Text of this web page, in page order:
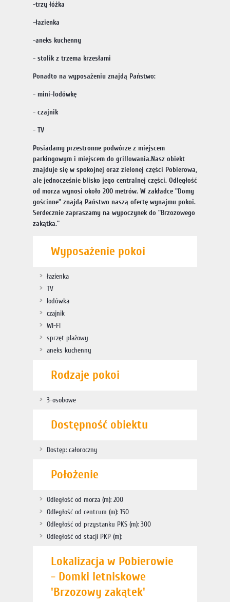
-trzy łóżka
-łazienka
-aneks kuchenny
- stolik z trzema krzesłami
Ponadto na wyposażeniu znajdą Państwo:
- mini-lodówkę
- czajnik
- TV
Posiadamy przestronne podwórze z miejscem
parkingowym i miejscem do grillowania.Nasz obiekt
znajduje się w spokojnej oraz zielonej części Pobierowa,
ale jednocześnie blisko jego centralnej części. Odległość
od morza wynosi około 200 metrów. W zakładce "Domy
gościnne" znajdą Państwo naszą ofertę wynajmu pokoi.
Serdecznie zapraszamy na wypoczynek do "Brzozowego
zakątka."
Wyposażenie pokoi
łazienka
TV
lodówka
czajnik
WI-FI
sprzęt plażowy
aneks kuchenny
Rodzaje pokoi
3-osobowe
Dostępność obiektu
Dostęp: całoroczny
Położenie
Odległość od morza (m): 200
Odległość od centrum (m): 150
Odległość od przystanku PKS (m): 300
Odległość od stacji PKP (m):
Lokalizacja w Pobierowie
- Domki letniskowe
'Brzozowy zakątek'